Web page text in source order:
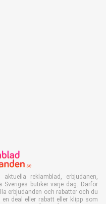
aktuella reklamblad, erbjudanen,
butiker varje dag. Därför
erbjudanden och rabatter och du
deal eller rabatt eller klipp som